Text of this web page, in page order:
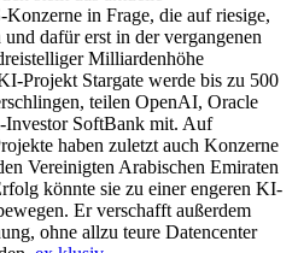
in Frage, die auf riesige,
und dafür erst in der vergangenen
Milliardenhöhe
Projekt Stargate werde bis zu 500
teilen OpenAI, Oracle
Investor SoftBank mit. Auf
haben zuletzt auch Konzerne
Vereinigten Arabischen Emiraten
könnte sie zu einer engeren KI-
Er verschafft außerdem
ohne allzu teure Datencenter